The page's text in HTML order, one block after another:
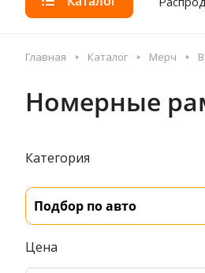
Главная Каталог Мерч
Номерные
Категория
Подбор по авто
Цена